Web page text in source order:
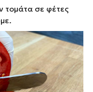
τομάτα σε φέτες